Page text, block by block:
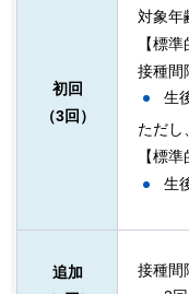
初回
（3回）
対象年
【標
接種間
生
ただし
【標
生
追加
接種間